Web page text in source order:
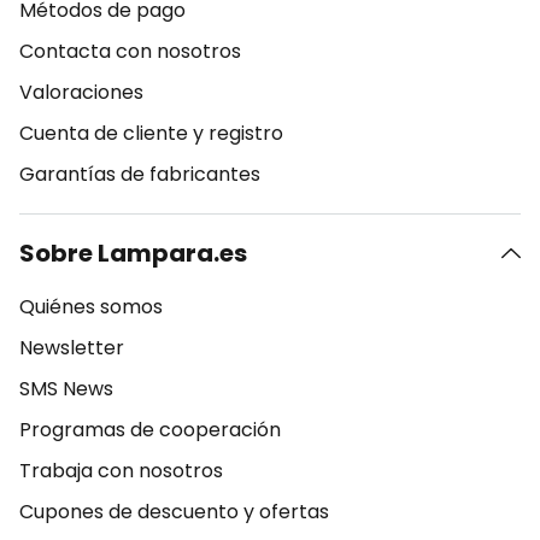
Métodos de pago
Contacta con nosotros
Valoraciones
Cuenta de cliente y registro
Garantías de fabricantes
Sobre Lampara.es
Quiénes somos
Newsletter
SMS News
Programas de cooperación
Trabaja con nosotros
Cupones de descuento y ofertas